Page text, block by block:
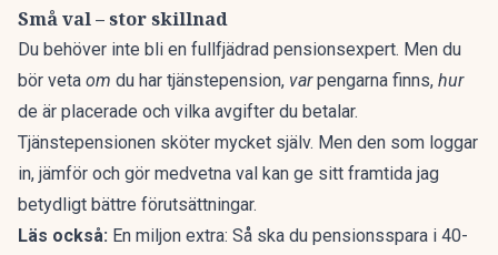
Små val – stor skillnad
Du behöver inte bli en fullfjädrad pensionsexpert. Men du
bör veta om du har tjänstepension, varpengarna finns, hur
de är placerade och vilka avgifter du betalar.
Tjänstepensionen sköter mycket själv. Men den som loggar
in, jämför och gör medvetna val kan ge sitt framtida jag
betydligt bättre förutsättningar.
Läs också: En miljon extra: Så ska du pensionsspara i 40-